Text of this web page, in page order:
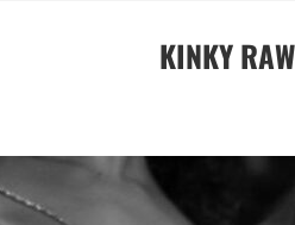
BÜLOWSTRASSENMUSIKFESTIVAL | 22.08.2026
ALLE FLOHMARKT LEIPZIG AUGUST TERMINE
KINKY